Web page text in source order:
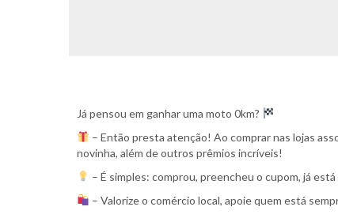
Já pensou em ganhar uma moto 0km?
– Então presta atenção! Ao comprar nas lojas
novinha, além de outros prêmios incríveis!
– É simples: comprou, preencheu o cupom, já
– Valorize o comércio local, apoie quem está